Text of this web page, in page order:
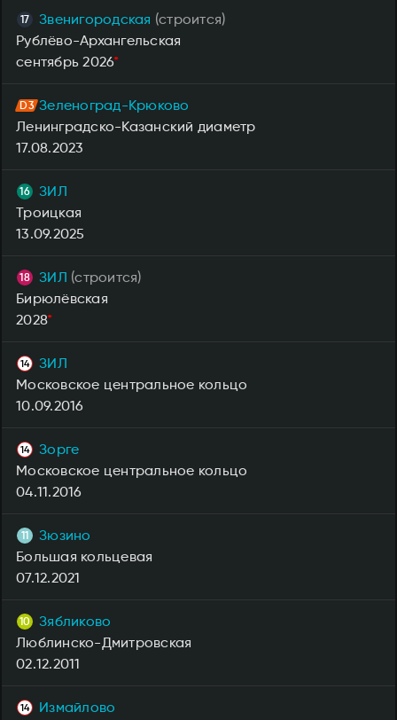
Звенигородская (строится)
Рублёво-Архангельская
сентябрь 2026*
Зеленоград-Крюково
Ленинградско-Казанский диаметр
17.08.2023
ЗИЛ
Троицкая
13.09.2025
ЗИЛ (строится)
Бирюлёвская
2028*
ЗИЛ
Московское центральное кольцо
10.09.2016
Зорге
Московское центральное кольцо
04.11.2016
Зюзино
Большая кольцевая
07.12.2021
Зябликово
Люблинско-Дмитровская
02.12.2011
Измайлово